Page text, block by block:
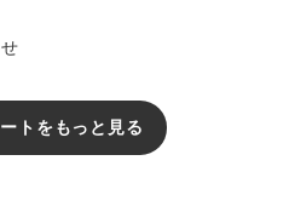
トをもっと見る